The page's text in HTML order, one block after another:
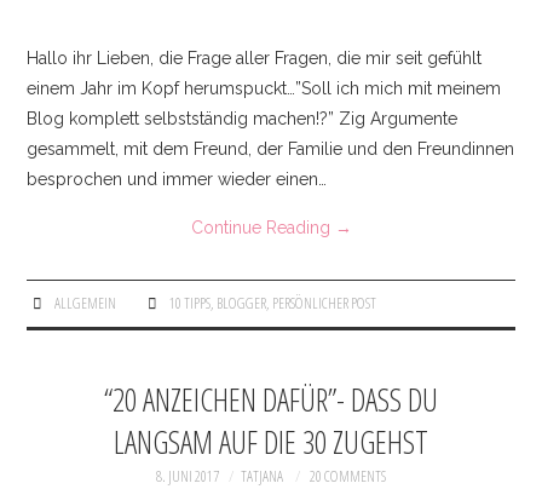
Hallo ihr Lieben, die Frage aller Fragen, die mir seit gefühlt
einem Jahr im Kopf herumspuckt…”Soll ich mich mit meinem
Blog komplett selbstständig machen!?” Zig Argumente
gesammelt, mit dem Freund, der Familie und den Freundinnen
besprochen und immer wieder einen…
Continue Reading →
ALLGEMEIN 10 TIPPS, BLOGGER, PERSÖNLICHER POST
“20 ANZEICHEN DAFÜR”- DASS DU
LANGSAM AUF DIE 30 ZUGEHST
8. JUNI 2017 TATJANA 20 COMMENTS